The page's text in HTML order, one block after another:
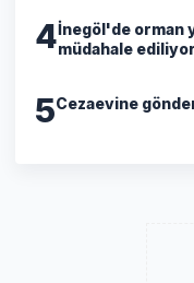
4İnegöl'de orman
müdahale ediliyor
5Cezaevine